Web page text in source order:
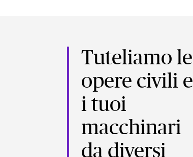
Tuteliamo le
opere civili e
i tuoi
macchinari
da diversi